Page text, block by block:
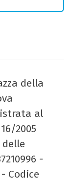
della
al
2005
-
- Codice